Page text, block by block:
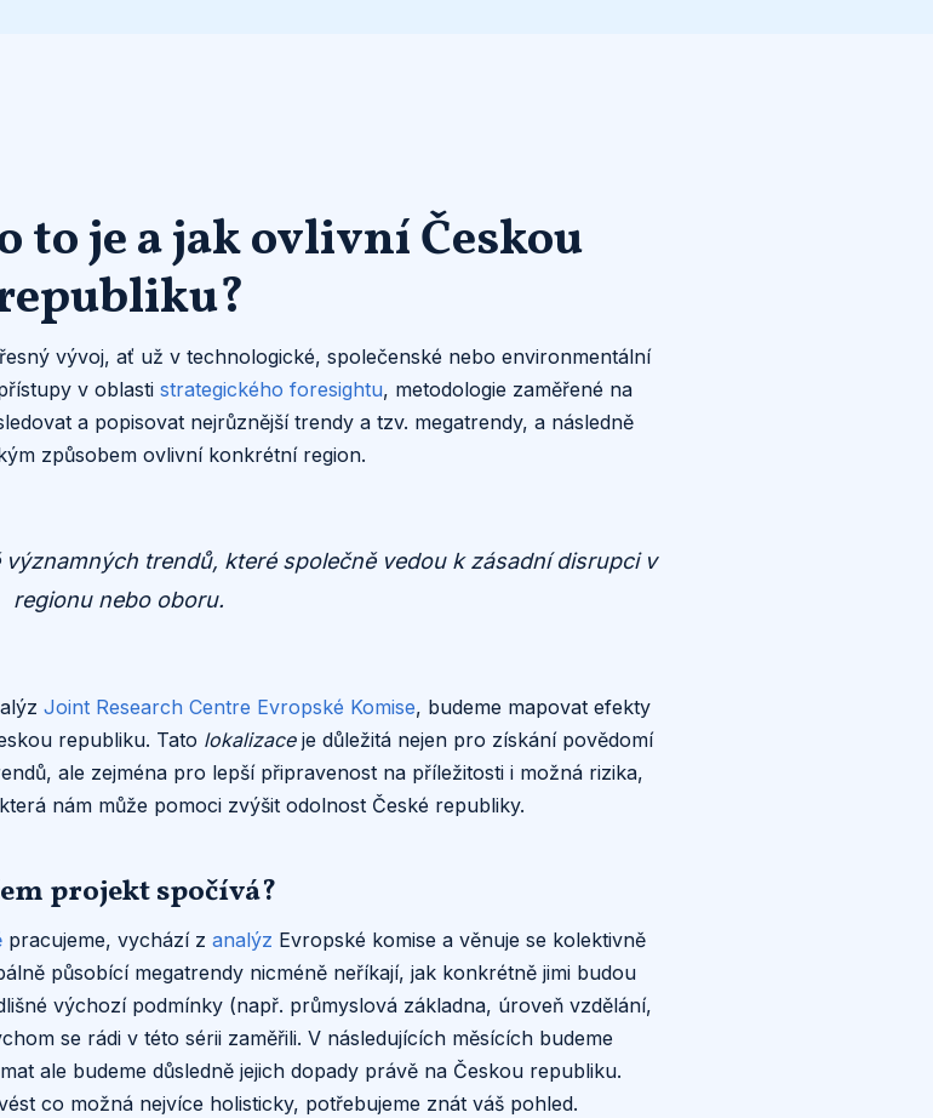
to je a jak ovlivní Českou
vývoj, ať už v technologické, společenské nebo environmentální
v oblasti strategického foresightu, metodologie zaměřené na
a popisovat nejrůznější trendy a tzv. megatrendy, a následně
způsobem ovlivní konkrétní region.
trendů, které společně vedou k zásadní disrupci v
regionu nebo oboru.
Joint Research Centre Evropské Komise, budeme mapovat efekty
republiku. Tato lokalizace je důležitá nejen pro získání povědomí
ale zejména pro lepší připravenost na příležitosti i možná rizika,
nám může pomoci zvýšit odolnost České republiky.
projekt spočívá?
pracujeme, vychází z analýz Evropské komise a věnuje se kolektivně
působící megatrendy nicméně neříkají, jak konkrétně jimi budou
výchozí podmínky (např. průmyslová základna, úroveň vzdělání,
se rádi v této sérii zaměřili. V následujících měsících budeme
ale budeme důsledně jejich dopady právě na Českou republiku.
co možná nejvíce holisticky, potřebujeme znát váš pohled.